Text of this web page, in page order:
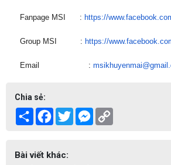
Fanpage MSI : https://
Group MSI : https://
Email :
Chia sẻ:
Share Facebook
TwitterMessenger
Bài viết khác: